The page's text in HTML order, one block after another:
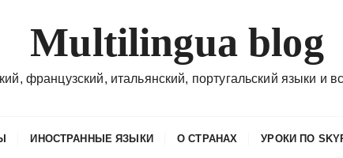
Multilingua blog
французский, итальянский, португальский языки и
ИНОСТРАННЫЕ ЯЗЫКИ О СТРАНАХ УРОКИ ПО